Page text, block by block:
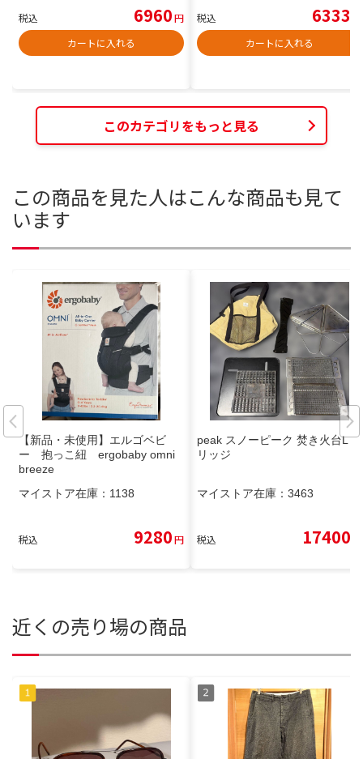
税込 6960円
カートに入れる
税込 6333
カートに入れる
このカテゴリをもっと見る
この商品を見た人はこんな商品も見て
います
【新品・未使用】エルゴベビ
ー 抱っこ紐 ergobaby omni
breeze
マイストア在庫： 1138
税込 9280円
peak スノーピーク 焚き火台L ブ
リッジ
マイストア在庫： 3463
税込 17400
近くの売り場の商品